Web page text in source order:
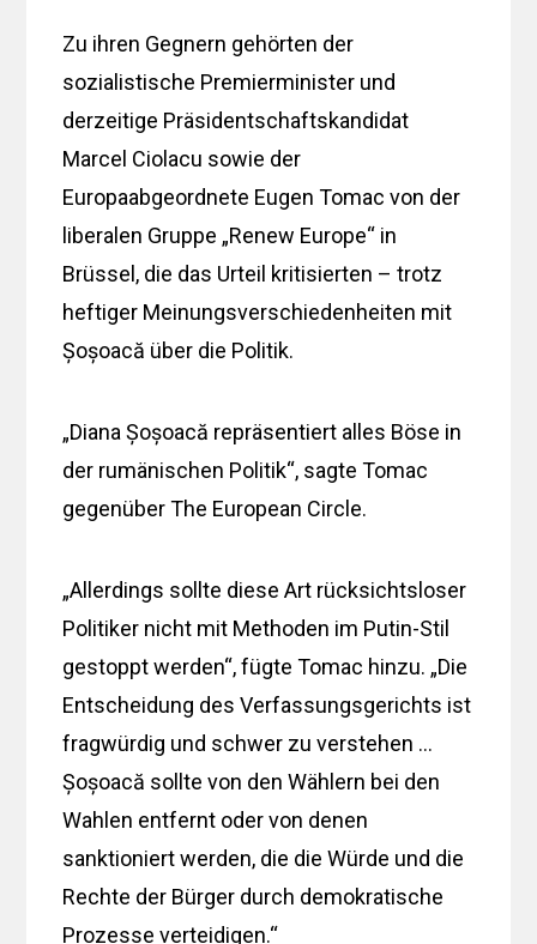
Zu ihren Gegnern gehörten der
sozialistische Premierminister und
derzeitige Präsidentschaftskandidat
Marcel Ciolacu sowie der
Europaabgeordnete Eugen Tomac von der
liberalen Gruppe „Renew Europe“ in
Brüssel, die das Urteil kritisierten – trotz
heftiger Meinungsverschiedenheiten mit
Șoșoacă über die Politik.
„Diana Șoșoacă repräsentiert alles Böse in
der rumänischen Politik“, sagte Tomac
gegenüber The European Circle.
„Allerdings sollte diese Art rücksichtsloser
Politiker nicht mit Methoden im Putin-Stil
gestoppt werden“, fügte Tomac hinzu. „Die
Entscheidung des Verfassungsgerichts ist
fragwürdig und schwer zu verstehen …
Șoșoacă sollte von den Wählern bei den
Wahlen entfernt oder von denen
sanktioniert werden, die die Würde und die
Rechte der Bürger durch demokratische
Prozesse verteidigen.“